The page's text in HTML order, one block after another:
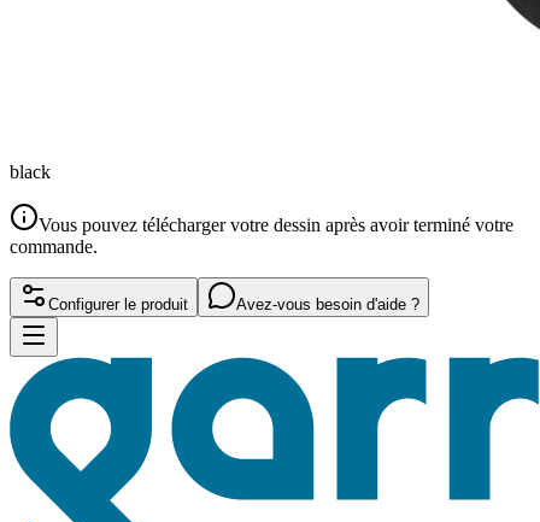
black
Vous pouvez télécharger votre dessin après avoir terminé votre
commande.
Configurer le produit Avez-vous besoin d'aide ?